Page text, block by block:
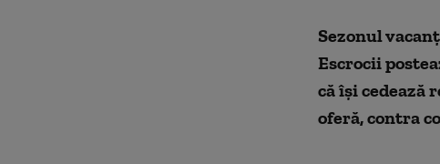
Sezonul
Escrocii
că își cedează
oferă, contra